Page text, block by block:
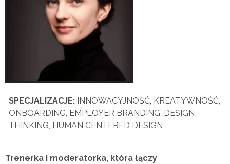
SPECJALIZACJE: INNOWACYJNOŚĆ, KREATYWNOŚĆ,
ONBOARDING, EMPLOYER BRANDING, DESIGN
THINKING, HUMAN CENTERED DESIGN
Trenerka i moderatorka, która łączy